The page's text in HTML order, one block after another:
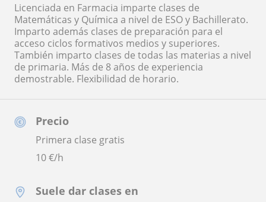
Precio
Primera clase gratis
10€/h
Suele dar clases en
Licenciada en Farmacia imparte clases de
Matemáticas y Química a nivel de ESO y Bachillerato.
Imparto además clases de preparación para el
acceso ciclos formativos medios y superiores.
También imparto clases de todas las materias a nivel
de primaria. Más de 8 años de experiencia
demostrable. Flexibilidad de horario.